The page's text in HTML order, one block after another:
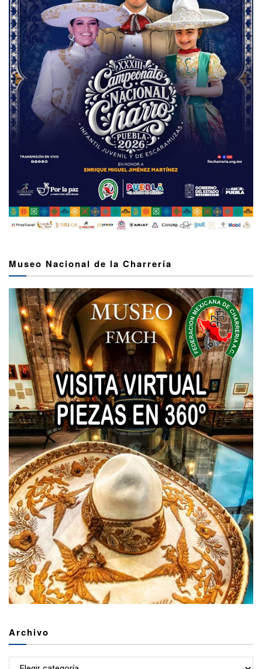
Museo Nacional de la Charrería
Archivo
Archivo